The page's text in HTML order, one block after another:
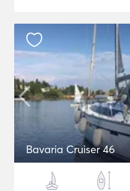
Bavaria Cruiser 46